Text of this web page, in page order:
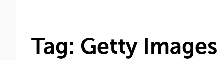
Tag: Getty Images